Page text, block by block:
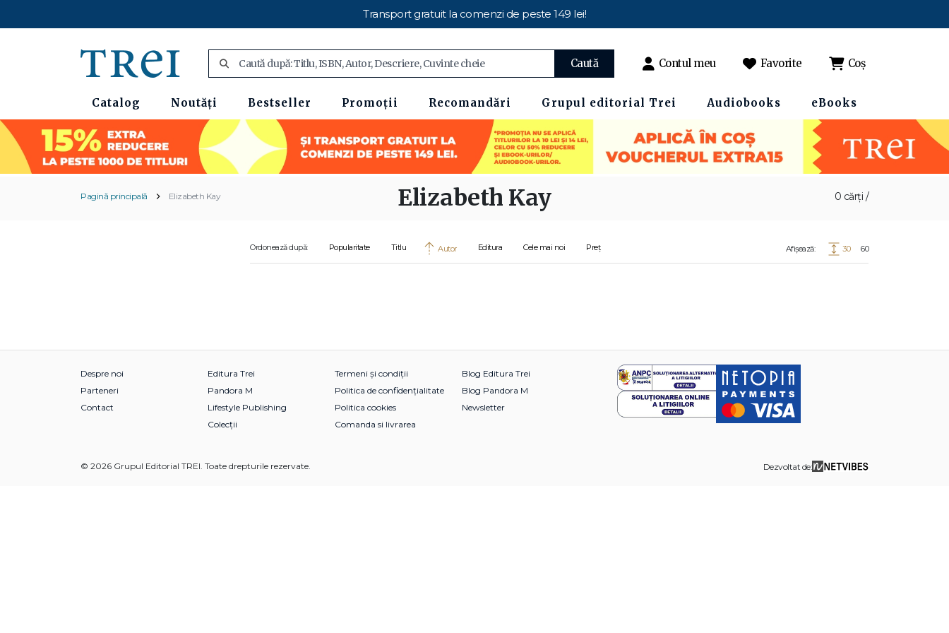
Transport gratuit la comenzi de peste 149 lei!
Caută Contul meu Favorite Coș
Catalog Noutăți Bestseller Promoții Recomandări Grupul editorial Trei Audiobooks eBooks
Pagină principală Elizabeth Kay 0 cărți /
Elizabeth Kay
Ordonează după: Popularitate Titlu Autor Editura Cele mai noi Preț Afișează: 30 60
Despre noi
Parteneri
Contact
Editura Trei
Pandora M
Lifestyle Publishing
Colecții
Termeni și condiții
Politica de confidențialitate
Politica cookies
Comanda si livrarea
Blog Editura Trei
Blog Pandora M
Newsletter
© 2026 Grupul Editorial TREI. Toate drepturile rezervate. Dezvoltat de: